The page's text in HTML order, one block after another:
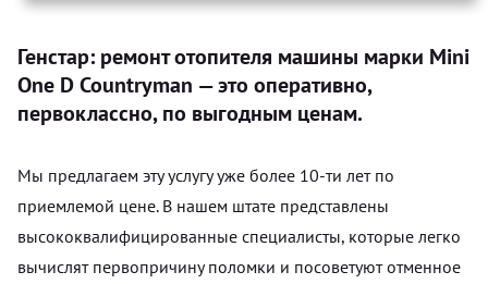
Генстар: ремонт отопителя машины марки Mini
One D Countryman — это оперативно,
первоклассно, по выгодным ценам.
Мы предлагаем эту услугу уже более 10-ти лет по
приемлемой цене. В нашем штате представлены
высококвалифицированные специалисты, которые легко
вычислят первопричину поломки и посоветуют отменное